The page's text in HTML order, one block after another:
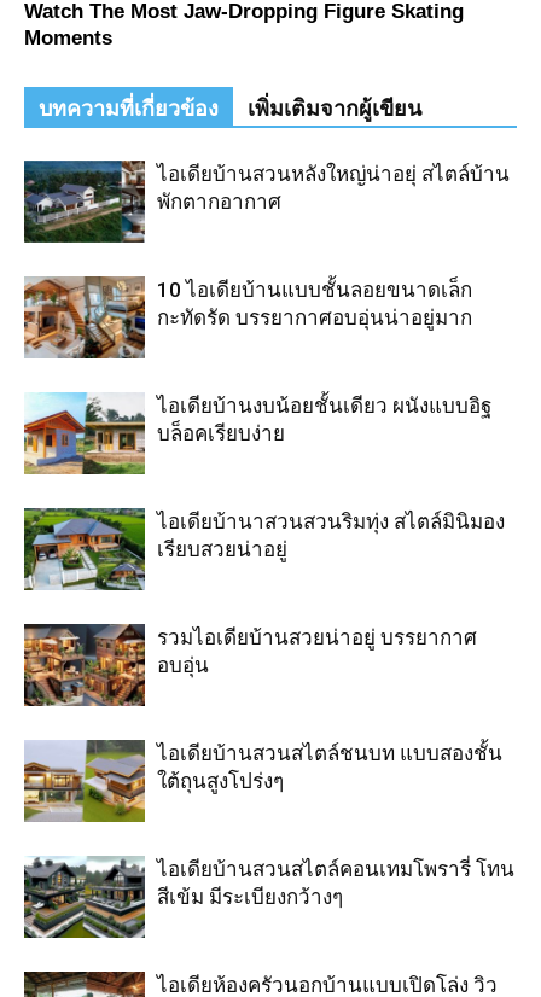
บทความที่เกี่ยวข้อง เพิ่มเติมจากผู้เขียน
ไอเดียบ้านสวนหลังใหญ่น่าอยุ่ สไตล์บ้าน
พักตากอากาศ
10 ไอเดียบ้านแบบชั้นลอยขนาดเล็ก
กะทัดรัด บรรยากาศอบอุ่นน่าอยู่มาก
ไอเดียบ้านงบน้อยชั้นเดียว ผนังแบบอิฐ
บล็อคเรียบง่าย
ไอเดียบ้านาสวนสวนริมทุ่ง สไตล์มินิมอง
เรียบสวยน่าอยู่
รวมไอเดียบ้านสวยน่าอยู่ บรรยากาศ
อบอุ่น
ไอเดียบ้านสวนสไตล์ชนบท แบบสองชั้น
ใต้ถุนสูงโปร่งๆ
ไอเดียบ้านสวนสไตล์คอนเทมโพรารี่ โทน
สีเข้ม มีระเบียงกว้างๆ
ไอเดียห้องครัวนอกบ้านแบบเปิดโล่ง วิว